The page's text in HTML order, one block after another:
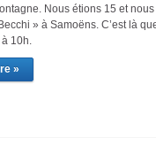
Nous étions 15 et
» à Samoëns. C’est là
10h.
»